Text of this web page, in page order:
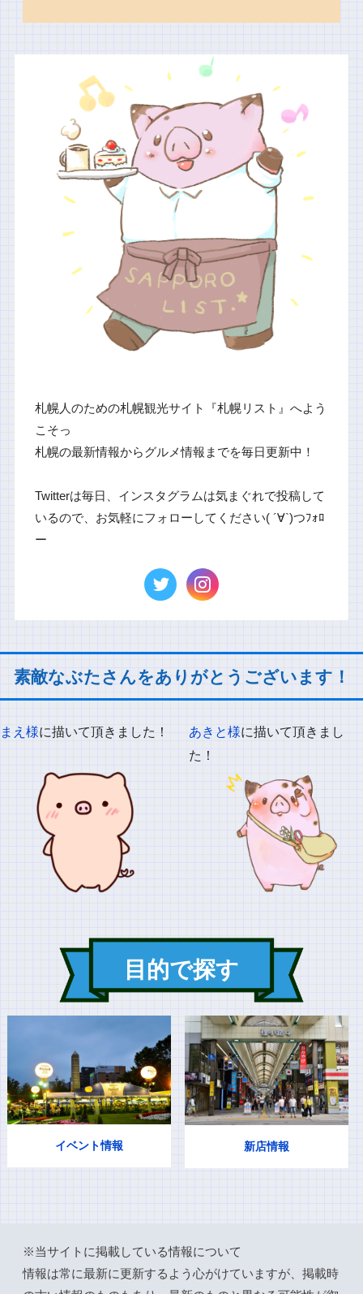
札幌人のための札幌観光サイト『札幌リスト』へよう
こそっ
札幌の最新情報からグルメ情報までを毎日更新中！
Twitterは毎日、インスタグラムは気まぐれで投稿して
いるので、お気軽にフォローしてください( ´∀`)つﾌｫﾛ
ー
素敵なぶたさんをありがとうございます！
まえ様に描いて頂きました！ あきと様に描いて頂きまし
た！
目的で探す
イベント情報 新店情報
※当サイトに掲載している情報について
情報は常に最新に更新するよう心がけていますが、掲載時